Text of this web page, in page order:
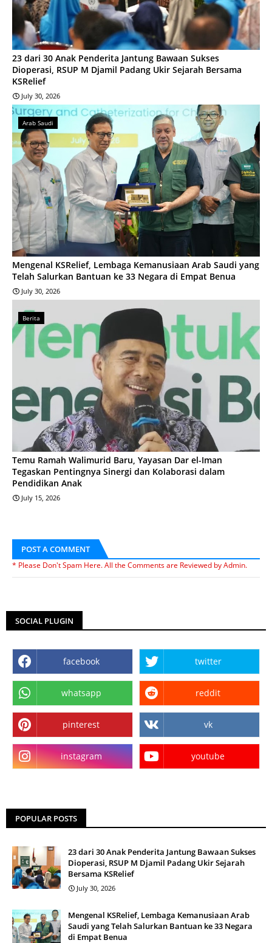
23 dari 30 Anak Penderita Jantung Bawaan Sukses
Dioperasi, RSUP M Djamil Padang Ukir Sejarah Bersama
KSRelief
July 30, 2026
Arab Saudi
Mengenal KSRelief, Lembaga Kemanusiaan Arab Saudi yang
Telah Salurkan Bantuan ke 33 Negara di Empat Benua
July 30, 2026
Berita
Temu Ramah Walimurid Baru, Yayasan Dar el-Iman
Tegaskan Pentingnya Sinergi dan Kolaborasi dalam
Pendidikan Anak
July 15, 2026
POST A COMMENT
* Please Don't Spam Here. All the Comments are Reviewed by Admin.
SOCIAL PLUGIN
facebook twitter
whatsapp reddit
pinterest vk
instagram youtube
POPULAR POSTS
23 dari 30 Anak Penderita Jantung Bawaan Sukses
Dioperasi, RSUP M Djamil Padang Ukir Sejarah
Bersama KSRelief
July 30, 2026
Mengenal KSRelief, Lembaga Kemanusiaan Arab
Saudi yang Telah Salurkan Bantuan ke 33 Negara
di Empat Benua